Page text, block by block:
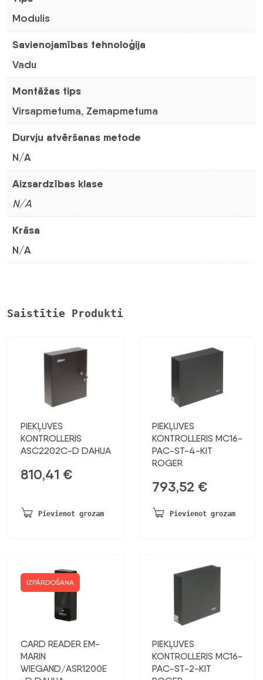
Modulis
Savienojamības tehnoloģija
Vadu
Montāžas tips
Virsapmetuma, Zemapmetuma
Durvju atvēršanas metode
N/A
Aizsardzības klase
N/A
Krāsa
N/A
Saistītie Produkti
PIEKĻUVES
KONTROLLERIS
ASC2202C-D DAHUA
810,41 €
Pievienot grozam
PIEKĻUVES
KONTROLLERIS MC16-
PAC-ST-4-KIT
ROGER
793,52 €
Pievienot grozam
IZPĀRDOŠANA
CARD READER EM-
MARIN
WIEGAND/ASR1200E
PIEKĻUVES
KONTROLLERIS MC16-
PAC-ST-2-KIT